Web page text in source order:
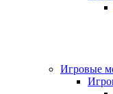
Игровые